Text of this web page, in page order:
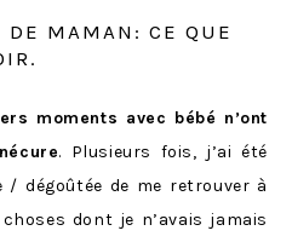
MAMAN: CE QUE
moments avec bébé n’ont
. Plusieurs fois, j’ai été
/ dégoûtée de me retrouver à
dont je n’avais jamais